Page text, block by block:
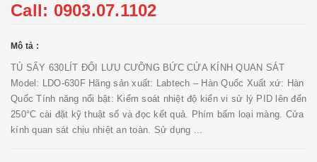
Call: 0903.07.1102
Mô tả :
TỦ SẤY 630LÍT ĐỐI LƯU CƯỠNG BỨC CỬA KÍNH QUAN SÁT
Model: LDO-630F Hãng sản xuất: Labtech – Hàn Quốc Xuất xứ: Hàn
Quốc Tính năng nổi bật: Kiểm soát nhiệt độ kiển vi sử lý PID lên đến
250°C cài đặt kỹ thuật số và đọc kết quả. Phím bấm loại màng. Cửa
kính quan sát chịu nhiệt an toàn. Sử dụng ...